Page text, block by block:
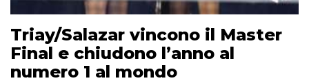
Triay/Salazar vincono il Master
Final e chiudono l’anno al
numero 1 al mondo